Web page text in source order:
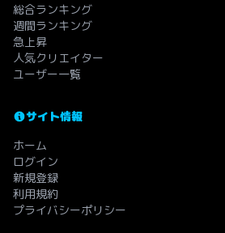
総合ランキング
週間ランキング
急上昇
人気クリエイター
ユーザー一覧
サイト情報
ホーム
ログイン
新規登録
利用規約
プライバシーポリシー